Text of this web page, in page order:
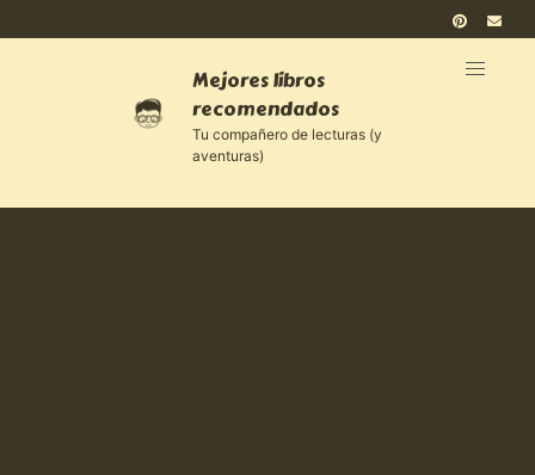
Mejores libros
recomendados
Tu compañero de lecturas (y
aventuras)